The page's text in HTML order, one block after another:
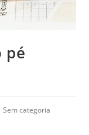
pé
Sem categoria